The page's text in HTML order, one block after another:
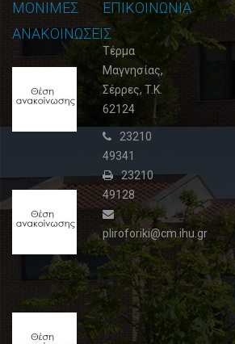
ΜΟΝΙΜΕΣ
ΑΝΑΚΟΙΝΩΣΕΙΣ
ανακοίνωσης
02
Θέση
ανακοίνωσης
2
09
Ιουλίου,
2015
Θέση
ανακοίνωσης
ΕΠΙΚΟΙΝΩΝΙΑ
Τέρμα
Μαγνησίας,
Σέρρες, T.K.
62124
23210
49341
23210
49128
pliroforiki@cm.ihu.gr